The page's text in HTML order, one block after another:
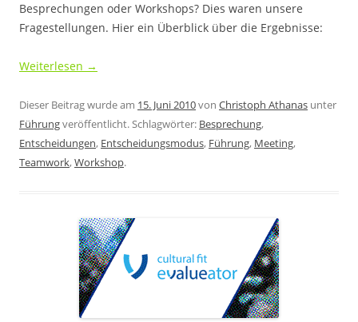
Besprechungen oder Workshops? Dies waren unsere
Fragestellungen. Hier ein Überblick über die Ergebnisse:
Weiterlesen →
Dieser Beitrag wurde am 15. Juni 2010von Christoph Athanas unter
Führungveröffentlicht. Schlagwörter: Besprechung,
Entscheidungen, Entscheidungsmodus, Führung, Meeting,
Teamwork,Workshop.